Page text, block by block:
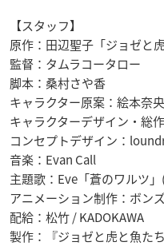
【スタッフ】
原作：田辺聖子「ジョゼと
監督：タムラコータロー
脚本：桑村さや香
キャラクター原案：絵本奈央
キャラクターデザイン・総
コンセプトデザイン：
音楽：Evan Call
主題歌：Eve「蒼のワルツ」
アニメーション制作：ボンズ
配給：松竹 / KADOKAWA
製作：『ジョゼと虎と魚た